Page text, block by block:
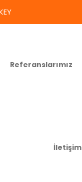
Referanslarımız
İletişim